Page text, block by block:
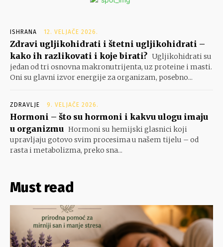
ISHRANA 12. VELJAČE 2026.
Zdravi ugljikohidrati i štetni ugljikohidrati –
kako ih razlikovati i koje birati? Ugljikohidrati su
jedan od tri osnovna makronutrijenta, uz proteine i masti.
Oni su glavni izvor energije za organizam, posebno...
ZDRAVLJE 9. VELJAČE 2026.
Hormoni – što su hormoni i kakvu ulogu imaju
u organizmu Hormoni su hemijski glasnici koji
upravljaju gotovo svim procesima u našem tijelu – od
rasta i metabolizma, preko sna...
Must read